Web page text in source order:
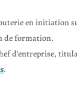
en initiation
de formation.
d'entreprise,
.